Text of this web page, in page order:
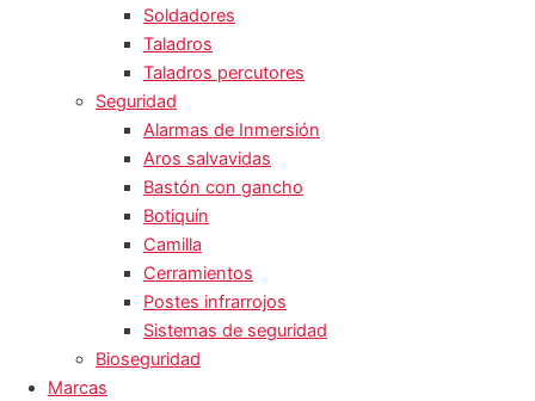
Soldadores
Taladros
Taladros percutores
Seguridad
Alarmas de Inmersión
Aros salvavidas
Bastón con gancho
Botiquín
Camilla
Cerramientos
Postes infrarrojos
Sistemas de seguridad
Bioseguridad
Marcas